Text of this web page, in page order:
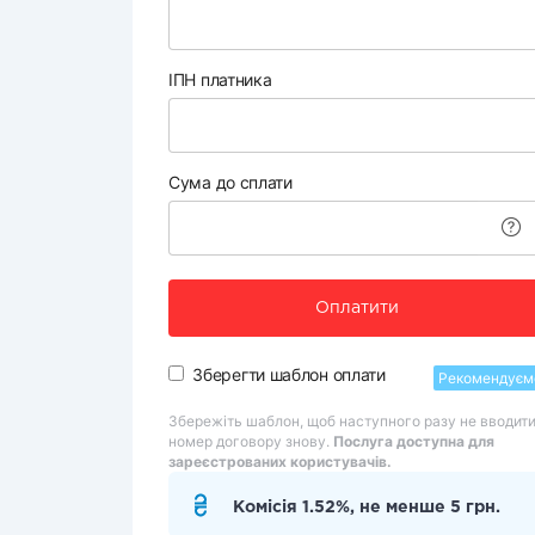
ІПН платника
Сума до сплати
Оплатити
Зберегти шаблон оплати
Збережіть шаблон, щоб наступного разу не вводити
номер договору знову. Послуга доступна для
зареєстрованих користувачів.
Комісія 1.52%, не менше 5 грн.